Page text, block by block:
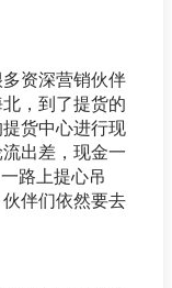
资深营销伙伴
，到了提货的
货中心进行现
出差，现金一
路上提心吊
伴们依然要去